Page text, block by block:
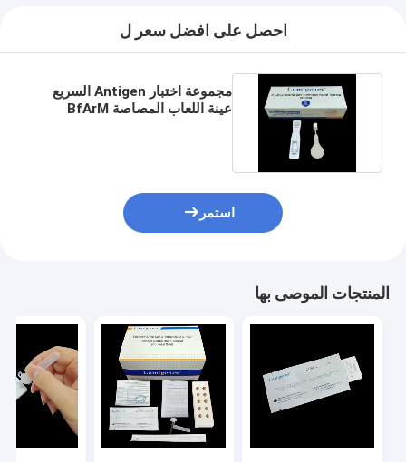
احصل على افضل سعر ل
مجموعة اختبار Antigen السريع
عينة اللعاب المصاصة BfArM
استمر
المنتجات الموصى بها